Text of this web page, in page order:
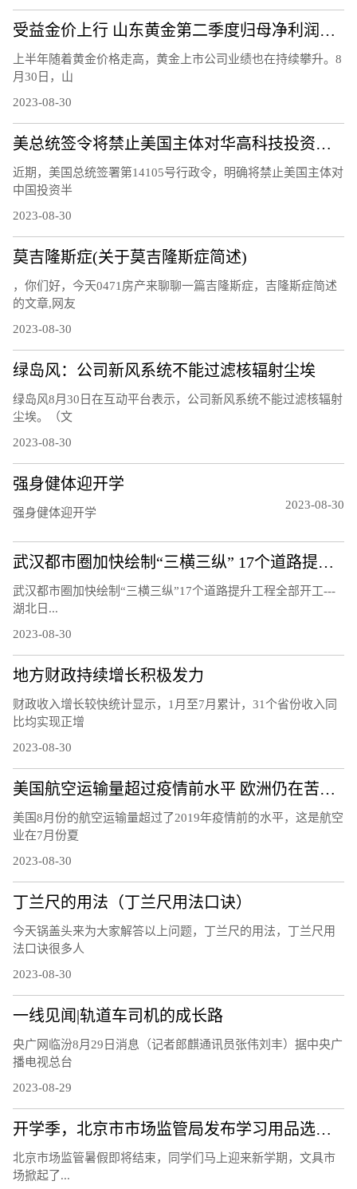
受益金价上行 山东黄金第二季度归母净利润同比增长83%
上半年随着黄金价格走高，黄金上市公司业绩也在持续攀升。8
月30日，山
2023-08-30
美总统签令将禁止美国主体对华高科技投资，中国贸促会回应
近期，美国总统签署第14105号行政令，明确将禁止美国主体对
中国投资半
2023-08-30
莫吉隆斯症(关于莫吉隆斯症简述)
，你们好，今天0471房产来聊聊一篇吉隆斯症，吉隆斯症简述
的文章,网友
2023-08-30
绿岛风：公司新风系统不能过滤核辐射尘埃
绿岛风8月30日在互动平台表示，公司新风系统不能过滤核辐射
尘埃。（文
2023-08-30
强身健体迎开学
强身健体迎开学
2023-08-30
武汉都市圈加快绘制“三横三纵” 17个道路提升工程全部开工
武汉都市圈加快绘制“三横三纵”17个道路提升工程全部开工---
湖北日...
2023-08-30
地方财政持续增长积极发力
财政收入增长较快统计显示，1月至7月累计，31个省份收入同
比均实现正增
2023-08-30
美国航空运输量超过疫情前水平 欧洲仍在苦苦挣扎
美国8月份的航空运输量超过了2019年疫情前的水平，这是航空
业在7月份夏
2023-08-30
丁兰尺的用法（丁兰尺用法口诀）
今天锅盖头来为大家解答以上问题，丁兰尺的用法，丁兰尺用
法口诀很多人
2023-08-30
一线见闻|轨道车司机的成长路
央广网临汾8月29日消息（记者郎麒通讯员张伟刘丰）据中央广
播电视总台
2023-08-29
开学季，北京市市场监管局发布学习用品选购提示
北京市场监管暑假即将结束，同学们马上迎来新学期，文具市
场掀起了...